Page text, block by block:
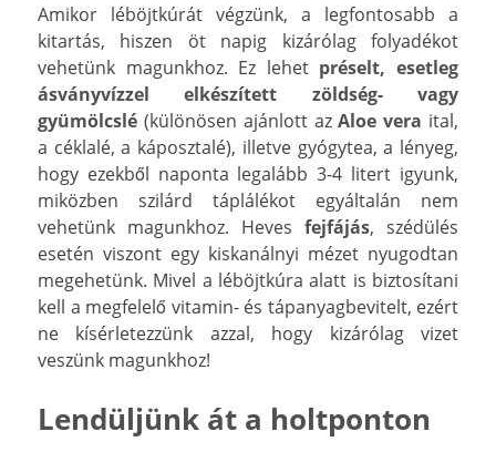
Amikor léböjtkúrát végzünk, a legfontosabb a
kitartás, hiszen öt napig kizárólag folyadékot
vehetünk magunkhoz. Ez lehet préselt, esetleg
ásványvízzel elkészített zöldség- vagy
gyümölcslé (különösen ajánlott azAloe vera ital,
a céklalé, a káposztalé), illetve gyógytea, a lényeg,
hogy ezekből naponta legalább 3-4 litert igyunk,
miközben szilárd táplálékot egyáltalán nem
vehetünk magunkhoz. Heves fejfájás, szédülés
esetén viszont egy kiskanálnyi mézet nyugodtan
megehetünk. Mivel a léböjtkúra alatt is biztosítani
kell a megfelelő vitamin- és tápanyagbevitelt, ezért
ne kísérletezzünk azzal, hogy kizárólag vizet
veszünk magunkhoz!
Lendüljünk át a holtponton